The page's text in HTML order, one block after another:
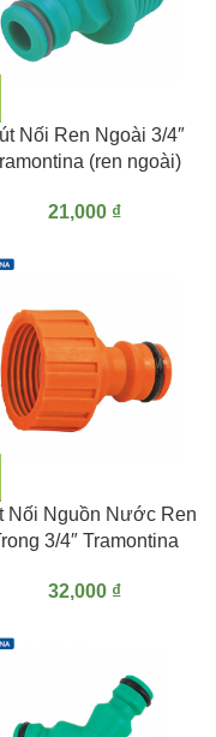
Nối Ren Ngoài 3/4″
(ren ngoài)
21,000 ₫
Nối Nguồn Nước Ren
3/4″ Tramontina
32,000 ₫